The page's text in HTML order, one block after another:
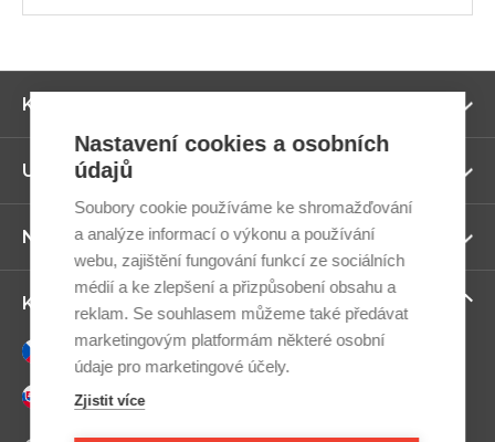
Kategorie
Užitečné odkazy
Newsletter
Kontaktujte nás
Česky
Slovensky
Nastavení cookies a osobních
údajů
Soubory cookie používáme ke shromažďování
a analýze informací o výkonu a používání
webu, zajištění fungování funkcí ze sociálních
médií a ke zlepšení a přizpůsobení obsahu a
reklam. Se souhlasem můžeme také předávat
marketingovým platformám některé osobní
údaje pro marketingové účely.
Zjistit více